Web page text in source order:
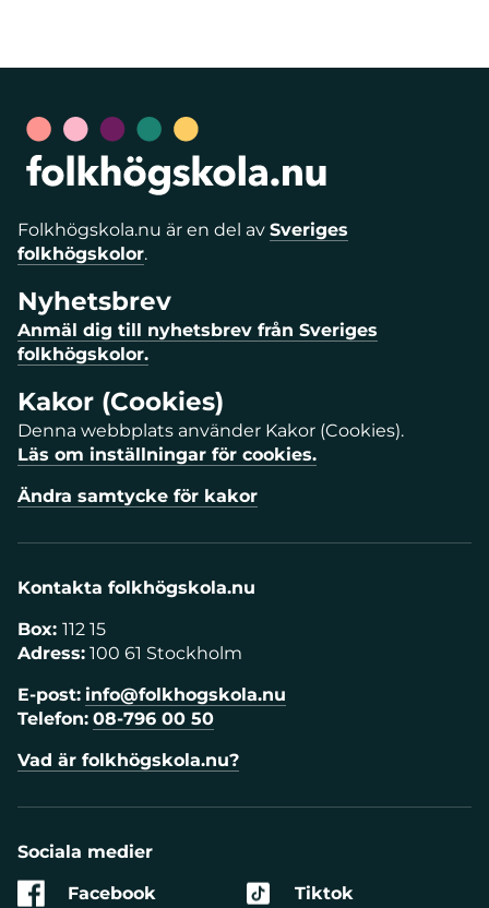
Folkhögskola.nu är en del av Sveriges
folkhögskolor.
Nyhetsbrev
Anmäl dig till nyhetsbrev från Sveriges
folkhögskolor.
Kakor (Cookies)
Denna webbplats använder Kakor (Cookies).
Läs om inställningar för cookies.
Ändra samtycke för kakor
Kontakta folkhögskola.nu
Box: 112 15
Adress: 100 61 Stockholm
E-post: info@folkhogskola.nu
Telefon: 08-796 00 50
Vad är folkhögskola.nu?
Sociala medier
Facebook
Tiktok